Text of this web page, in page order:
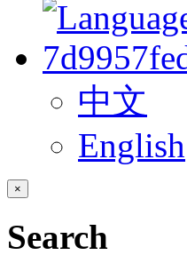
中文
English
×
Search